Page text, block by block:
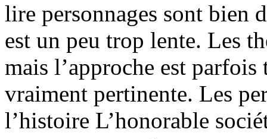
lire personnages sont bien
est un peu trop lente. Les
mais l’approche est
vraiment pertinente. Les
l’histoire L’honorable